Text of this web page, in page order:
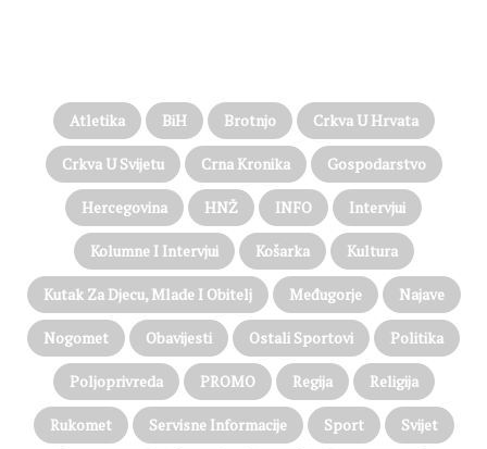
Atletika BiH Brotnjo Crkva U Hrvata
Crkva U Svijetu Crna Kronika Gospodarstvo
Hercegovina HNŽ INFO Intervjui
Kolumne I Intervjui Košarka Kultura
Kutak Za Djecu, Mlade I Obitelj Međugorje Najave
Nogomet Obavijesti Ostali Sportovi Politika
Poljoprivreda PROMO Regija Religija
Rukomet Servisne Informacije Sport Svijet